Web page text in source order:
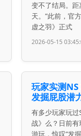
变不了结局。
天。”此前，官
虚之羽》正式
2026-05-15
玩家实测
发掘屁股潜
有多少玩家玩
战》么？日前
游玩，惊叹“发